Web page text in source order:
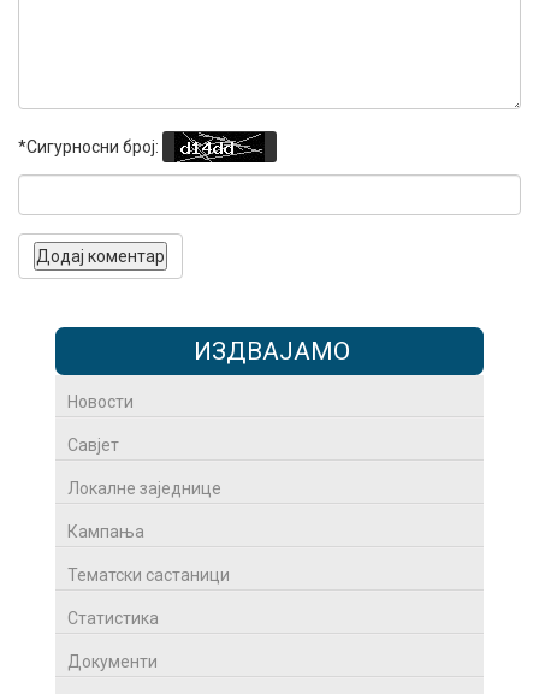
*Сигурносни број:
ИЗДВАЈАМО
Новости
Савјет
Локалне заједнице
Кампања
Тематски састаници
Статистика
Документи